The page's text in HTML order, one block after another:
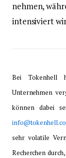
nehmen,
intensiviert
Bei Tokenhell
Unternehmen
können dabei
sehr volatile
Recherchen